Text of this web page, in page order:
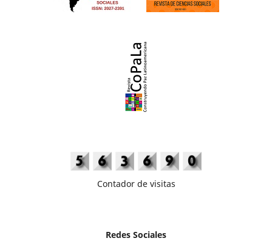
Contador de visitas
Redes Sociales